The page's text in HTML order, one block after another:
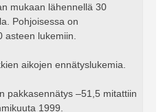
mukaan lähennellä 30
Pohjoisessa on
asteen lukemiin.
aikojen ennätyslukemia.
pakkasennätys –51,5 mitattiin
1999.